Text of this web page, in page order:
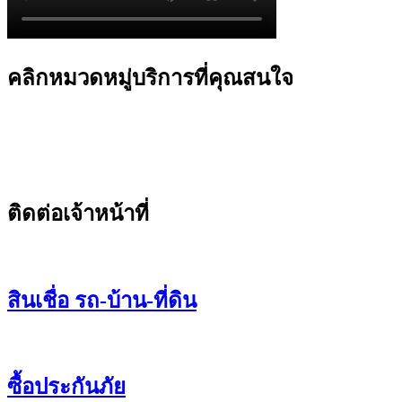
คลิกหมวดหมู่บริการที่คุณสนใจ
ติดต่อเจ้าหน้าที่
สินเชื่อ รถ-บ้าน-ที่ดิน
ซื้อประกันภัย